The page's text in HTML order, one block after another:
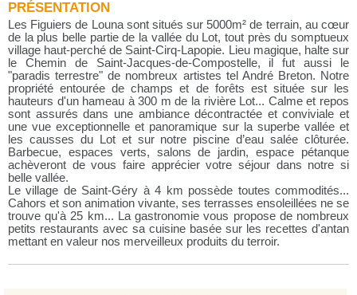
PRÉSENTATION
Les Figuiers de Louna sont situés sur 5000m² de terrain, au cœur
de la plus belle partie de la vallée du Lot, tout près du somptueux
village haut-perché de Saint-Cirq-Lapopie. Lieu magique, halte sur
le Chemin de Saint-Jacques-de-Compostelle, il fut aussi le
"paradis terrestre" de nombreux artistes tel André Breton. Notre
propriété entourée de champs et de forêts est située sur les
hauteurs d'un hameau à 300 m de la rivière Lot... Calme et repos
sont assurés dans une ambiance décontractée et conviviale et
une vue exceptionnelle et panoramique sur la superbe vallée et
les causses du Lot et sur notre piscine d’eau salée clôturée.
Barbecue, espaces verts, salons de jardin, espace pétanque
achèveront de vous faire apprécier votre séjour dans notre si
belle vallée.
Le village de Saint-Géry à 4 km possède toutes commodités...
Cahors et son animation vivante, ses terrasses ensoleillées ne se
trouve qu'à 25 km... La gastronomie vous propose de nombreux
petits restaurants avec sa cuisine basée sur les recettes d'antan
mettant en valeur nos merveilleux produits du terroir.